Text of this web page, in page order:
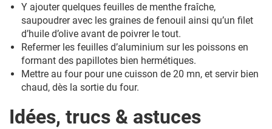
Y ajouter quelques feuilles de menthe fraîche,
saupoudrer avec les graines de fenouil ainsi qu’un filet
d’huile d’olive avant de poivrer le tout.
Refermer les feuilles d’aluminium sur les poissons en
formant des papillotes bien hermétiques.
Mettre au four pour une cuisson de 20 mn, et servir bien
chaud, dès la sortie du four.
Idées, trucs & astuces